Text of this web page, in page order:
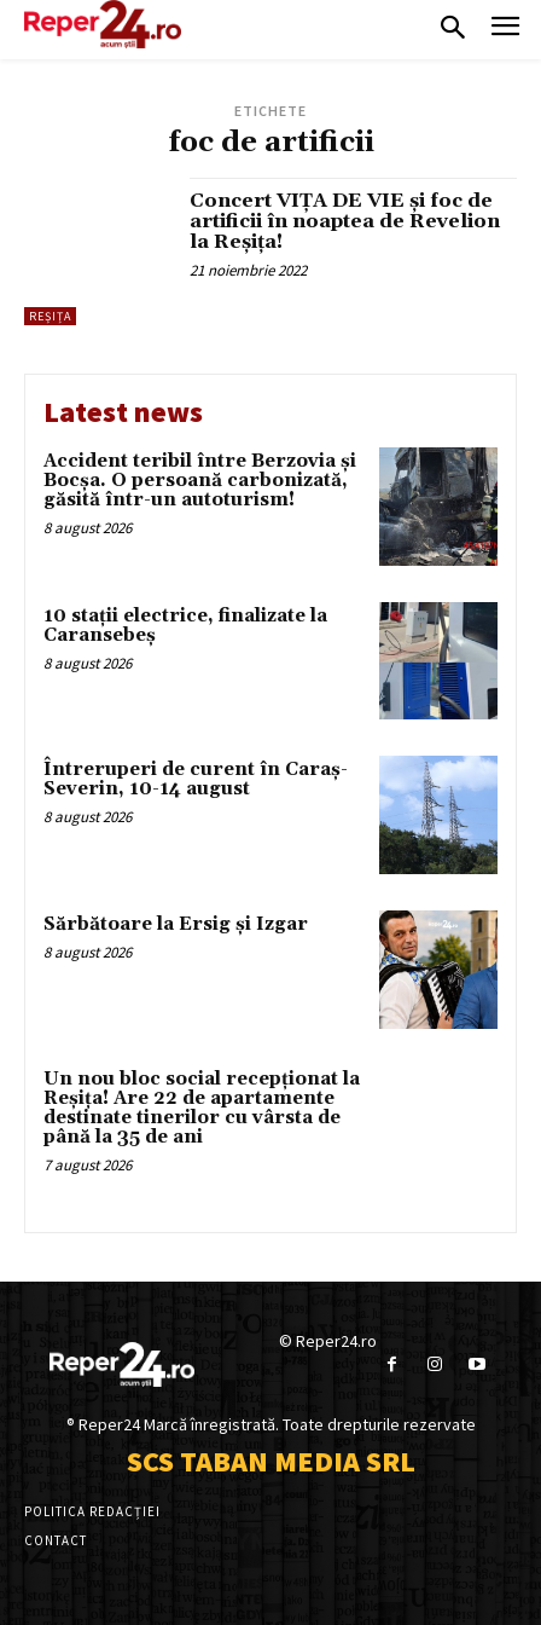
ETICHETE
foc de artificii
REȘIȚA
Concert VIȚA DE VIE și foc de
artificii în noaptea de Revelion
la Reșița!
21 noiembrie 2022
Latest news
Accident teribil între Berzovia și
Bocșa. O persoană carbonizată,
găsită într-un autoturism!
8 august 2026
10 stații electrice, finalizate la
Caransebeș
8 august 2026
Întreruperi de curent în Caraș-
Severin, 10-14 august
8 august 2026
Sărbătoare la Ersig și Izgar
8 august 2026
Un nou bloc social recepționat la
Reșița! Are 22 de apartamente
destinate tinerilor cu vârsta de
până la 35 de ani
7 august 2026
© Reper24.ro
® Reper24 Marcă înregistrată. Toate drepturile rezervate
SCS TABAN MEDIA SRL
POLITICA REDACȚIEI
CONTACT